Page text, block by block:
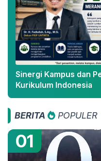
Sinergi Kampus dan
Kurikulum Indonesia
BERITA POPULER
01